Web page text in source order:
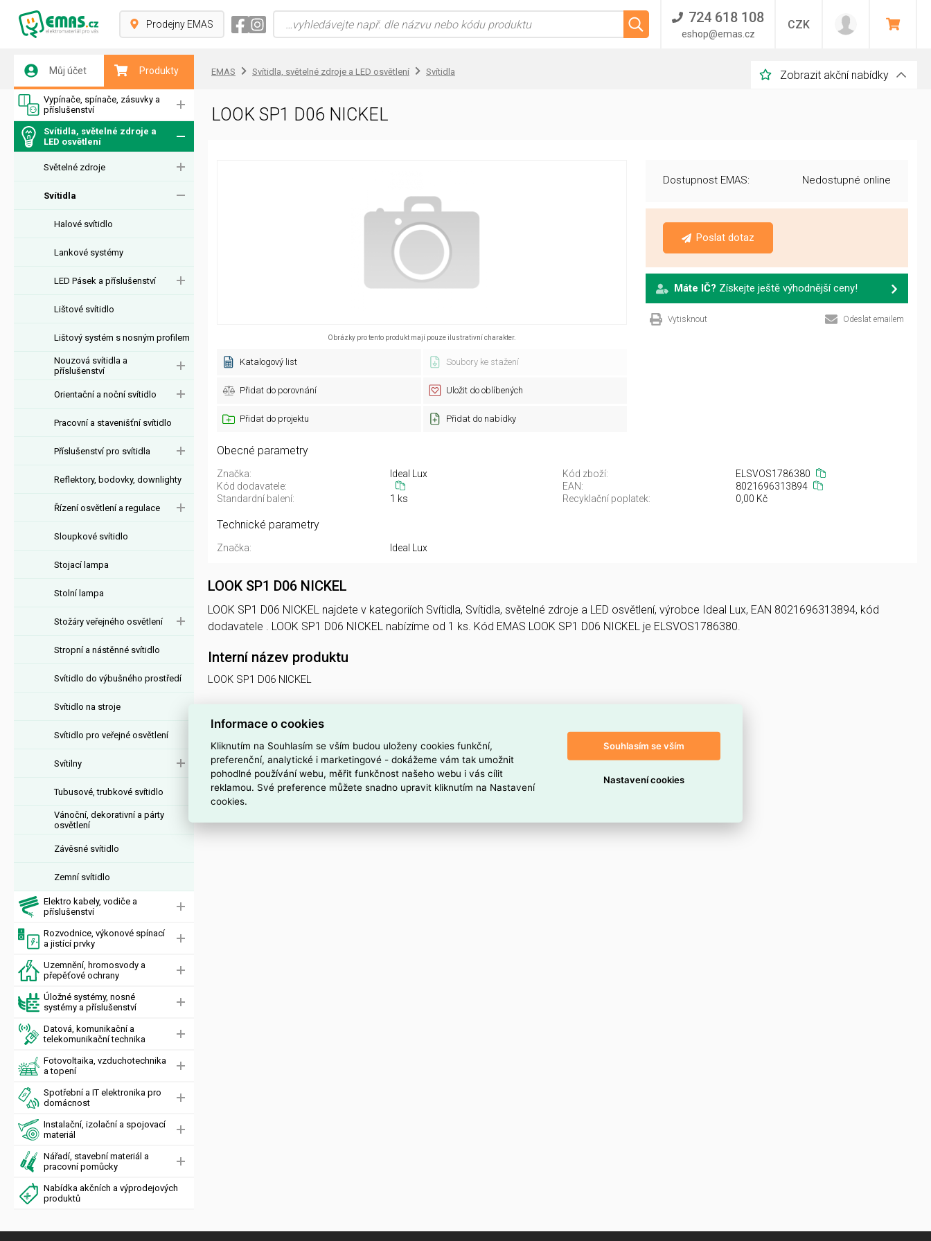
Prodejny EMAS 724 618 108
eshop@emas.cz
CZK
Můj účet Produkty
Vypínače, spínače, zásuvky a
příslušenství
Svítidla, světelné zdroje a
LED osvětlení
Světelné zdroje
Svítidla
Halové svítidlo
Lankové systémy
LED Pásek a příslušenství
Lištové svítidlo
Lištový systém s nosným profilem
Nouzová svítidla a
příslušenství
Orientační a noční svítidlo
Pracovní a stavenišťní svítidlo
Příslušenství pro svítidla
Reflektory, bodovky, downlighty
Řízení osvětlení a regulace
Sloupkové svítidlo
Stojací lampa
Stolní lampa
Stožáry veřejného osvětlení
Stropní a nástěnné svítidlo
Svítidlo do výbušného prostředí
Svítidlo na stroje
Svítidlo pro veřejné osvětlení
Svítilny
Tubusové, trubkové svítidlo
Vánoční, dekorativní a párty
osvětlení
Závěsné svítidlo
Zemní svítidlo
Elektro kabely, vodiče a
příslušenství
Rozvodnice, výkonové spínací
a jistící prvky
Uzemnění, hromosvody a
přepěťové ochrany
Úložné systémy, nosné
systémy a příslušenství
Datová, komunikační a
telekomunikační technika
Fotovoltaika, vzduchotechnika
a topení
Spotřební a IT elektronika pro
domácnost
Instalační, izolační a spojovací
materiál
Nářadí, stavební materiál a
pracovní pomůcky
Nabídka akčních a výprodejových
produktů
EMAS Svítidla, světelné zdroje a LED osvětlení Svítidla Zobrazit akční nabídky
LOOK SP1 D06 NICKEL
Obrázky pro tento produkt mají pouze ilustrativní charakter.
Katalogový list Soubory ke stažení
Přidat do porovnání Uložit do oblíbených
Přidat do projektu Přidat do nabídky
Dostupnost EMAS: Nedostupné online
Poslat dotaz
Máte IČ? Získejte ještě výhodnější ceny!
Vytisknout Odeslat emailem
Obecné parametry
Značka: Ideal Lux Kód zboží:
ELSVOS1786380
Kód dodavatele:
EAN:
8021696313894
Standardní balení:
1 ks Recyklační poplatek: 0,00 Kč
Technické parametry
Značka: Ideal Lux
LOOK SP1 D06 NICKEL
LOOK SP1 D06 NICKEL najdete v kategoriích Svítidla, Svítidla, světelné zdroje a LED osvětlení, výrobce Ideal Lux, EAN 8021696313894, kód
dodavatele . LOOK SP1 D06 NICKEL nabízíme od 1 ks. Kód EMAS LOOK SP1 D06 NICKEL je ELSVOS1786380.
Interní název produktu
LOOK SP1 D06 NICKEL
Informace o cookies
Kliknutím na Souhlasím se vším budou uloženy cookies funkční,
preferenční, analytické i marketingové - dokážeme vám tak umožnit
pohodlné používání webu, měřit funkčnost našeho webu i vás cílit
reklamou. Své preference můžete snadno upravit kliknutím na Nastavení
cookies.
Souhlasím se vším
Nastavení cookies